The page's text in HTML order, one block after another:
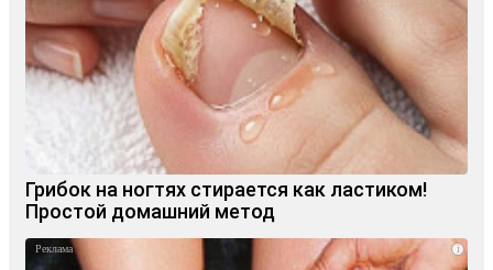
Грибок на ногтях стирается как ластиком!
Простой домашний метод
i